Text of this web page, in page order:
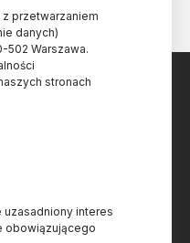
przetwarzaniem
danych)
502 Warszawa.
stronach
interes
obowiązującego
państwa,
przez Ministra